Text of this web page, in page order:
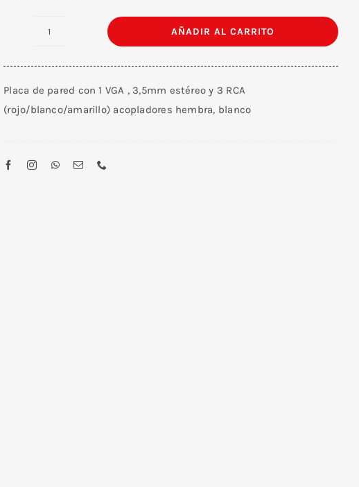
Pared
VGA
AÑADIR AL CARRITO
Placa de pared con 1 VGA , 3,5mm estéreo y 3 RCA
(rojo/blanco/amarillo) acopladores hembra, blanco